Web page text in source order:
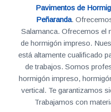
Pavimentos de
Peñaranda.
Salamanca. Ofrecemos el
de hormigón impreso.
está altamente cualificado
de trabajos. Somos
hormigón impreso,
vertical. Te garantizamos
Trabajamos con